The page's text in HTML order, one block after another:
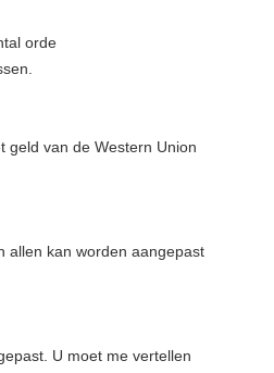
orde
geld van de Western Union
allen kan worden aangepast
U moet me vertellen